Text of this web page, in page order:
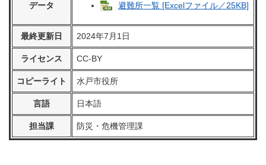
データ 避難所一覧 [Excelファイル／25KB]
最終更新日 2024年7月1日
ライセンス CC-BY
コピーライト 水戸市役所
言語 日本語
担当課 防災・危機管理課